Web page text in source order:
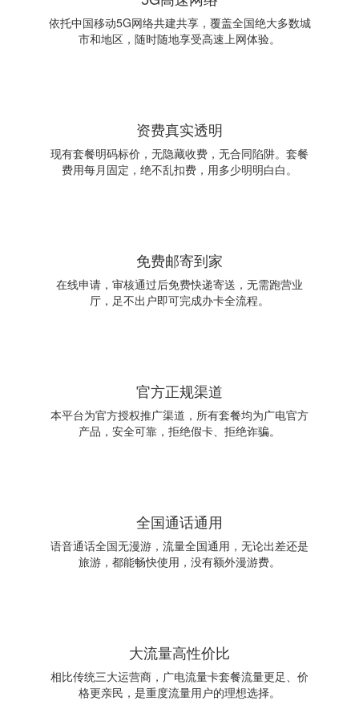
依托中国移动5G网络共建共享，覆盖全国绝大多数城
市和地区，随时随地享受高速上网体验。
资费真实透明
现有套餐明码标价，无隐藏收费，无合同陷阱。套餐
费用每月固定，绝不乱扣费，用多少明明白白。
免费邮寄到家
在线申请，审核通过后免费快递寄送，无需跑营业
厅，足不出户即可完成办卡全流程。
官方正规渠道
本平台为官方授权推广渠道，所有套餐均为广电官方
产品，安全可靠，拒绝假卡、拒绝诈骗。
全国通话通用
语音通话全国无漫游，流量全国通用，无论出差还是
旅游，都能畅快使用，没有额外漫游费。
大流量高性价比
相比传统三大运营商，广电流量卡套餐流量更足、价
格更亲民，是重度流量用户的理想选择。